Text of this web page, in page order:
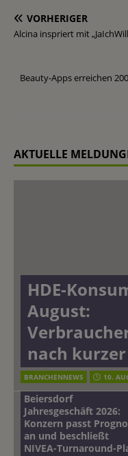
VORHERIGER
Alcina inspriert mit
Beauty-Apps erreichen
AKTUELLE
HDE-
August:
nach
BRANCHENNEWS 10.
Beiersdorf
Jahresgeschäft 2026:
Konzern passt
an und beschließt
NIVEA-Turnaround-